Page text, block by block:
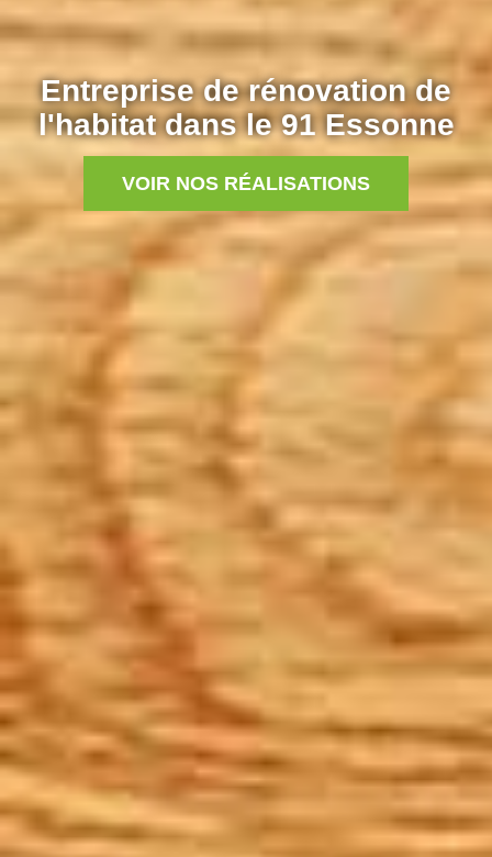
Entreprise de rénovation de
l'habitat dans le 91 Essonne
VOIR NOS RÉALISATIONS